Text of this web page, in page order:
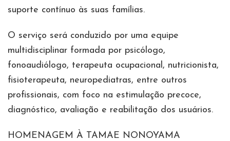
suporte contínuo às suas famílias.
O serviço será conduzido por uma equipe
multidisciplinar formada por psicólogo,
fonoaudiólogo, terapeuta ocupacional, nutricionista,
fisioterapeuta, neuropediatras, entre outros
profissionais, com foco na estimulação precoce,
diagnóstico, avaliação e reabilitação dos usuários.
HOMENAGEM À TAMAE NONOYAMA